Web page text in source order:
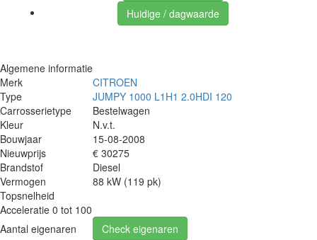
Huidige / dagwaarde
Algemene informatie
Merk
CITROEN
Type
JUMPY 1000 L1H1 2.0HDI 120
Carrosserietype
Bestelwagen
Kleur
N.v.t.
Bouwjaar
15-08-2008
Nieuwprijs
€ 30275
Brandstof
Diesel
Vermogen
88 kW (119 pk)
Topsnelheid
Acceleratie 0 tot 100
Aantal eigenaren
Check eigenaren